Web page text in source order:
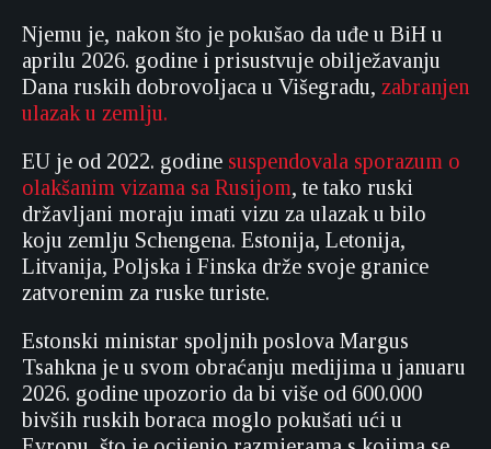
Njemu je, nakon što je pokušao da uđe u BiH u
aprilu 2026. godine i prisustvuje obilježavanju
Dana ruskih dobrovoljaca u Višegradu, zabranjen
ulazak u zemlju.
EU je od 2022. godine suspendovala sporazum o
olakšanim vizama sa Rusijom, te tako ruski
državljani moraju imati vizu za ulazak u bilo
koju zemlju Schengena. Estonija, Letonija,
Litvanija, Poljska i Finska drže svoje granice
zatvorenim za ruske turiste.
Estonski ministar spoljnih poslova Margus
Tsahkna je u svom obraćanju medijima u januaru
2026. godine upozorio da bi više od 600.000
bivših ruskih boraca moglo pokušati ući u